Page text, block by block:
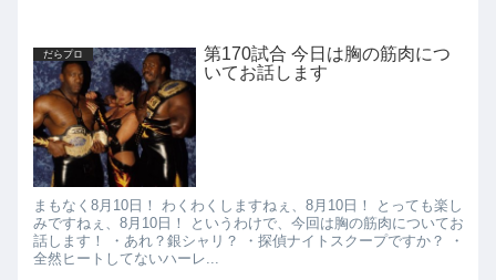
だらプロ
第170試合 今日は胸の筋肉につ
いてお話します
まもなく8月10日！ わくわくしますねぇ、8月10日！ とっても楽し
みですねぇ、8月10日！ というわけで、今回は胸の筋肉についてお
話します！ ・あれ？銀シャリ？ ・探偵ナイトスクープですか？ ・
全然ヒートしてないハーレ...